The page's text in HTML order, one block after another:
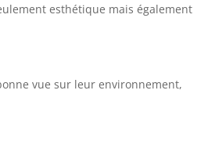
esthétique mais également
vue sur leur environnement,